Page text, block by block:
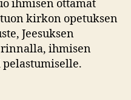
ihmisen ottamat
kirkon opetuksen
Jeesuksen
rinnalla, ihmisen